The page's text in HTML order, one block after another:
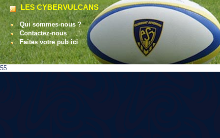
LES CYBERVULCANS
Qui sommes-nous ?
Contactez-nous
Faites votre pub ici
55